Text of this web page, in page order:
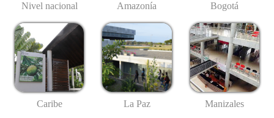
Nivel nacional Amazonía Bogotá
Caribe La Paz Manizales